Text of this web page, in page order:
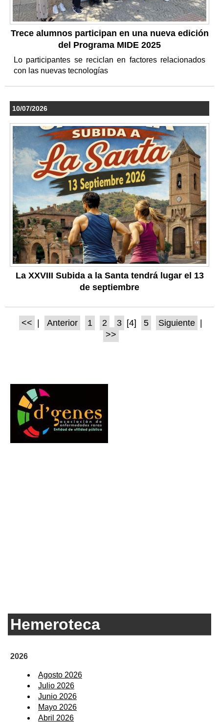
Trece alumnos participan en una nueva edición
del Programa MIDE 2025
Lo participantes se reciclan en factores relacionados
con las nuevas tecnologías
10/07/2026
La XXVIII Subida a la Santa tendrá lugar el 13
de septiembre
<< | Anterior 1 2 3 [4] 5 Siguiente |
>>
Hemeroteca
2026
Agosto 2026
Julio 2026
Junio 2026
Mayo 2026
Abril 2026